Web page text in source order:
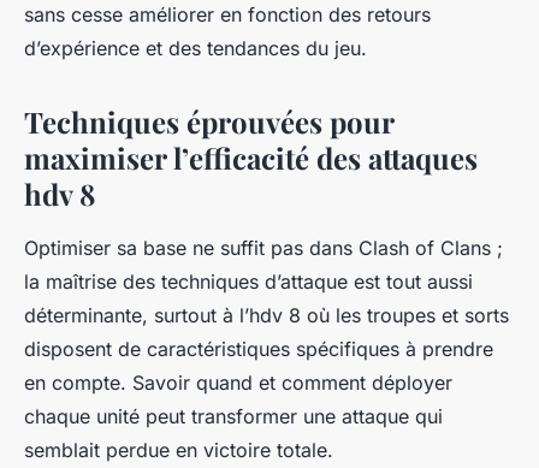
sans cesse améliorer en fonction des retours
d’expérience et des tendances du jeu.
Techniques éprouvées pour
maximiser l’efficacité des attaques
hdv 8
Optimiser sa base ne suffit pas dans Clash of Clans ;
la maîtrise des techniques d’attaque est tout aussi
déterminante, surtout à l’hdv 8 où les troupes et sorts
disposent de caractéristiques spécifiques à prendre
en compte. Savoir quand et comment déployer
chaque unité peut transformer une attaque qui
semblait perdue en victoire totale.